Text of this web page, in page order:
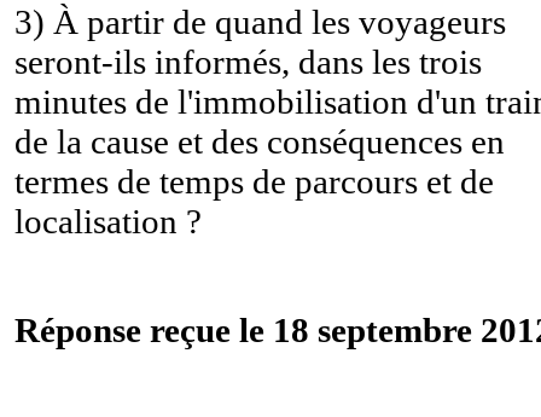
3) À partir de quand les voyageurs
seront-ils informés, dans les trois
minutes de l'immobilisation d'un
de la cause et des conséquences en
termes de temps de parcours et de
localisation ?
Réponse reçue le 18 septembre